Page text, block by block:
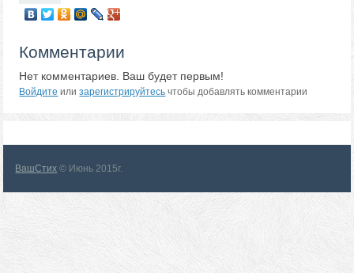
Комментарии
Нет комментариев. Ваш будет первым!
Войдите илизарегистрируйтесь чтобы добавлять комментарии
ВашСтих © Июнь 2015г.